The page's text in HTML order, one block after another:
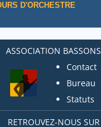
D'ORCHESTRE
ASSOCIATION BASSONS
Contact
Bureau
Statuts
RETROUVEZ-NOUS SUR